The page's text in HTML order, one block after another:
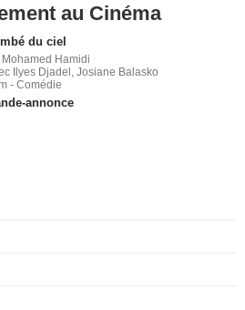
au Cinéma
du ciel
Hamidi
Ilyes Djadel, Josiane Balasko
- Comédie
annonce